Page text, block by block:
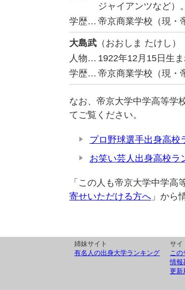
ジャイアンツなど）。
学歴… 帝京商業学校（現・
大島武 （おおしま たけし）
人物… 1922年12月15日生
学歴… 帝京商業学校（現・
なお、帝京大学中学高等学
てご覧ください。
プロ野球選手出身高校
お笑い芸人出身高校ラ
「この人も帝京大学中学
寄せいただける方へ 」から
姉妹サイト
有名人の出身大学ランキング
サイ
この
情報
更新